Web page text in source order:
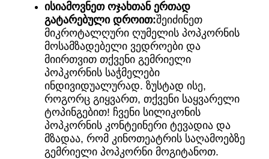
ისიამოვნეთ ოჯახთან ერთად
გატარებული დროით:შეიძინეთ
მიკროტალღური ღუმელის პოპკორნის
მოსამზადებელი ვედროები და
მიირთვით თქვენი გემრიელი
პოპკორნის საჭმელები
ინდივიდუალურად. ზუსტად ისე,
როგორც გიყვართ, თქვენი საყვარელი
ტოპინგებით! ჩვენი სილიკონის
პოპკორნის კონტეინერი ტევადია და
მზადაა, რომ კინოთეატრის საღამოებზე
გემრიელი პოპკორნი მოგიტანოთ.